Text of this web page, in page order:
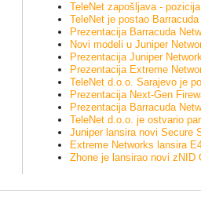
TeleNet zapošljava -
TeleNet je postao
Prezentacija Barracuda
Novi modeli u Juniper
Prezentacija Juniper
Prezentacija Extreme
TeleNet d.o.o. Sarajevo je
Prezentacija Next-Gen
Prezentacija Barracuda
TeleNet d.o.o. je ostvario
Juniper lansira novi Secure
Extreme Networks lansira
Zhone je lansirao novi zNID